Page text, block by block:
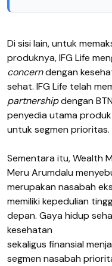
Di sisi lain, untuk
produknya, IFG Life
concerndengan
sehat. IFG Life telah
partnershipdengan
penyedia utama
untuk segmen prioritas.
Sementara itu, Wealth
Meru Arumdalu
merupakan nasabah
memiliki kepedulian
depan. Gaya hidup
kesehatan
sekaligus finansial
segmen nasabah